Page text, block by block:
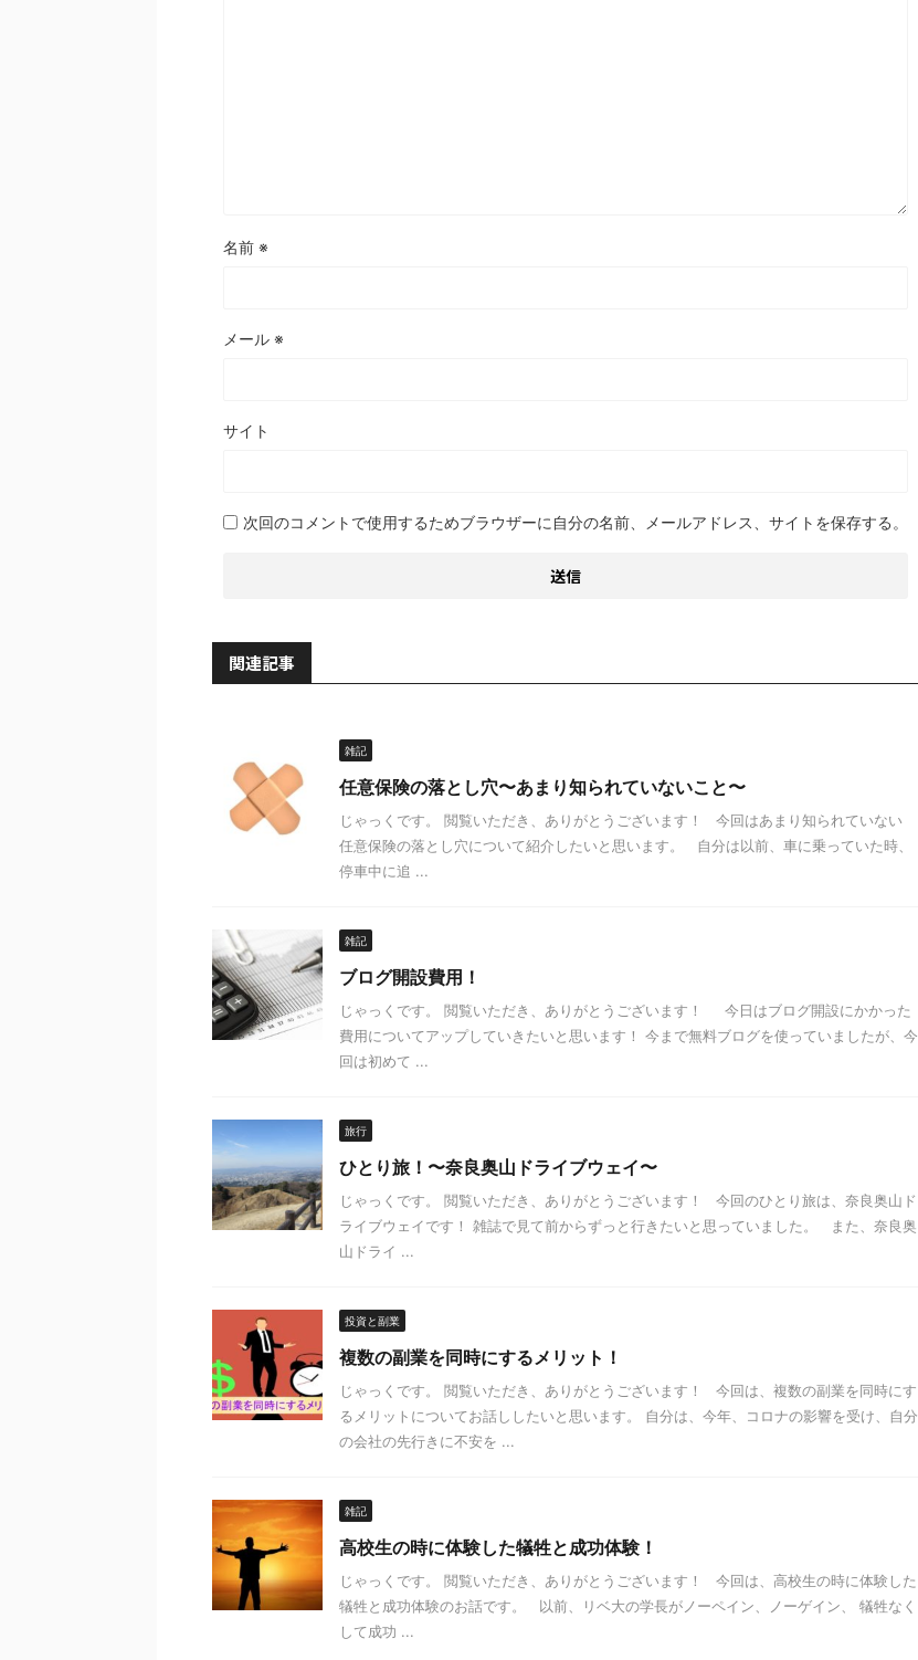
名前 ※
メール ※
サイト
次回のコメントで使用するためブラウザーに自分の名前、メールアドレス、サイトを保存する。
関連記事
雑記
任意保険の落とし穴〜あまり知られていないこと〜
じゃっくです。 閲覧いただき、ありがとうございます！ 今回はあまり知られていない
任意保険の落とし穴について紹介したいと思います。 自分は以前、車に乗っていた時、
停車中に追 ...
雑記
ブログ開設費用！
じゃっくです。 閲覧いただき、ありがとうございます！ 今日はブログ開設にかかった
費用についてアップしていきたいと思います！ 今まで無料ブログを使っていましたが、今
回は初めて ...
旅行
ひとり旅！〜奈良奥山ドライブウェイ〜
じゃっくです。 閲覧いただき、ありがとうございます！ 今回のひとり旅は、奈良奥山ド
ライブウェイです！ 雑誌で見て前からずっと行きたいと思っていました。 また、奈良奥
山ドライ ...
投資と副業
複数の副業を同時にするメリット！
じゃっくです。 閲覧いただき、ありがとうございます！ 今回は、複数の副業を同時にす
るメリットについてお話ししたいと思います。 自分は、今年、コロナの影響を受け、自分
の会社の先行きに不安を ...
雑記
高校生の時に体験した犠牲と成功体験！
じゃっくです。 閲覧いただき、ありがとうございます！ 今回は、高校生の時に体験した
犠牲と成功体験のお話です。 以前、リベ大の学長がノーペイン、ノーゲイン、 犠牲なく
して成功 ...